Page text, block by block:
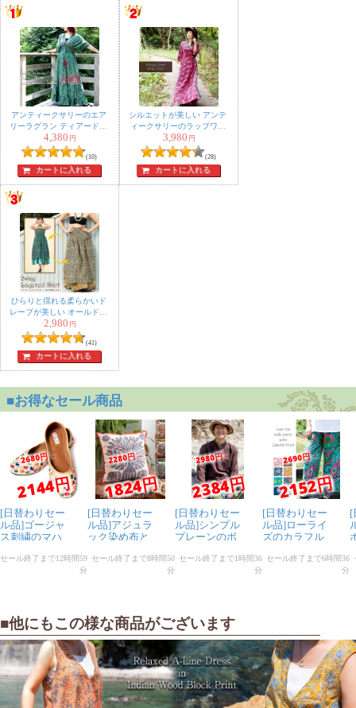
アンティークサリーのエア
リーラグラン ティアードド
レス
4,380 円
(10)
カートに入れる
シルエットが美しい アンテ
ィークサリーのラップワン
ピース
3,980 円
(28)
カートに入れる
ひらりと揺れる柔らかいド
レープが美しい オールドサ
リーの2WAYスカート
2,980 円
(41)
カートに入れる
■他にもこの様な商品がございます